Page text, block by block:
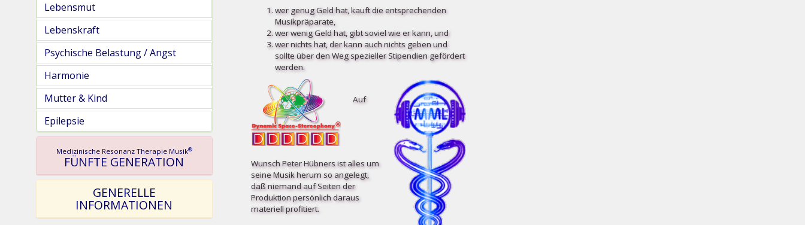
Lebensmut
Lebenskraft
Psychische Belastung / Angst
Harmonie
Mutter & Kind
Epilepsie
Medizinische Resonanz Therapie Musik®
FÜNFTE GENERATION
GENERELLE
INFORMATIONEN
wer genug Geld hat, kauft die entsprechenden
Musikpräparate,
wer wenig Geld hat, gibt soviel wie er kann, und
wer nichts hat, der kann auch nichts geben und
sollte über den Weg spezieller Stipendien gefördert
werden.
Auf
Wunsch Peter Hübners ist alles um
seine Musik herum so angelegt,
daß niemand auf Seiten der
Produktion persönlich daraus
materiell profitiert.